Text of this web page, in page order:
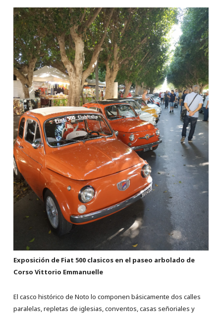
Exposición de Fiat 500 clasicos en el paseo arbolado de
Corso Vittorio Emmanuelle
El casco histórico de Noto lo componen básicamente dos calles
paralelas, repletas de iglesias, conventos, casas señoriales y